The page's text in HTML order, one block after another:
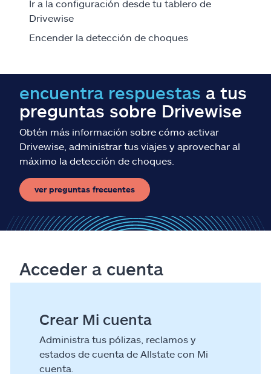
Ir a la configuración desde tu tablero de
Drivewise
Encender la detección de choques
encuentra respuestas a tus
preguntas sobre Drivewise
Obtén más información sobre cómo activar
Drivewise, administrar tus viajes y aprovechar al
máximo la detección de choques.
ver preguntas frecuentes
Acceder a cuenta
Crear Mi cuenta
Administra tus pólizas, reclamos y
estados de cuenta de Allstate con Mi
cuenta.